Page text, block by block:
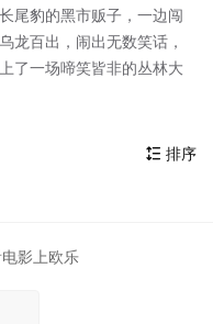
尾豹的黑市贩子，一边闯
龙百出，闹出无数笑话，
了一场啼笑皆非的丛林大
 排序
影上欧乐